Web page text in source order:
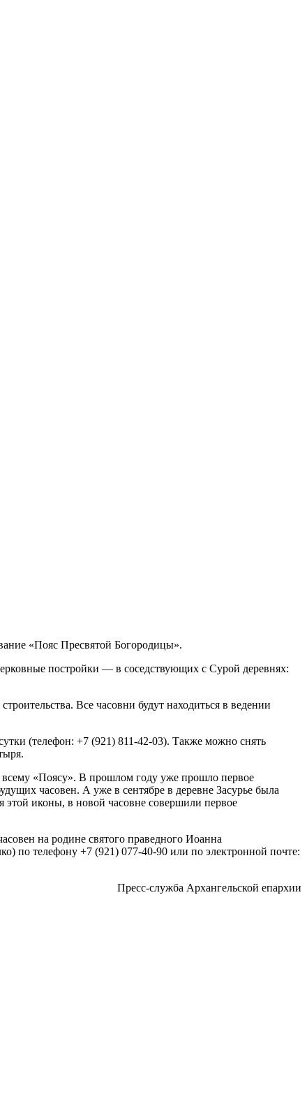
«Пояс Пресвятой Богородицы».
постройки — в соседствующих с Сурой деревнях:
Все часовни будут находиться в ведении
(телефон: +7 (921) 811-42-03). Также можно снять
«Поясу». В прошлом году уже прошло первое
часовен. А уже в сентябре в деревне Засурье была
этой иконы, в новой часовне совершили первое
на родине святого праведного Иоанна
по телефону +7 (921) 077-40-90 или по электронной почте:
Пресс-служба Архангельской епархии